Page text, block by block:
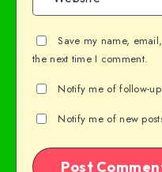
Save my name,
the next time I comment.
Notify me of follow-
Notify me of new